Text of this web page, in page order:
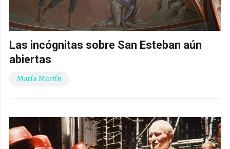
Las incógnitas sobre San Esteban aún
abiertas
María Martín